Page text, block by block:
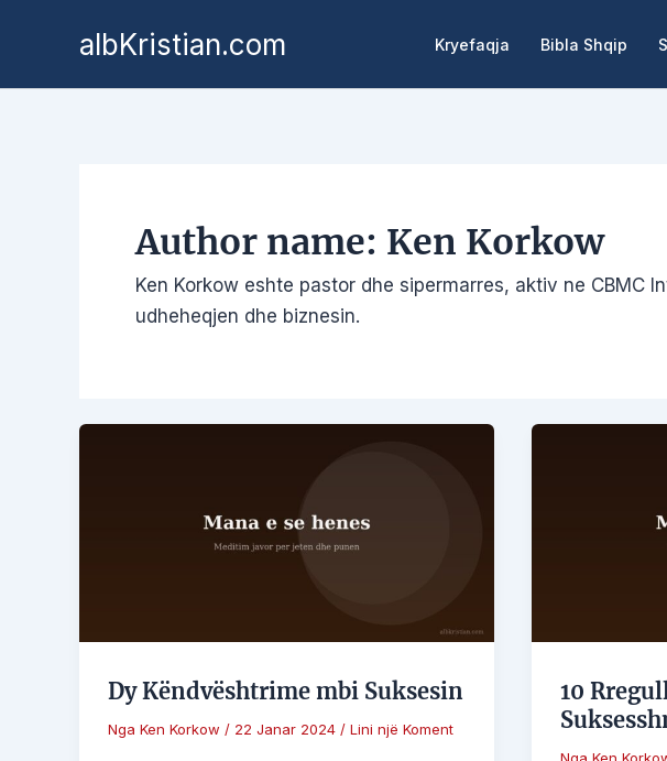
albKristian.com Kryefaqja Bibla Shqip
Author name: Ken Korkow
Ken Korkow eshte pastor dhe sipermarres, aktiv ne CBMC
udheheqjen dhe biznesin.
Dy Këndvështrime mbi Suksesin
Nga Ken Korkow / 22 Janar 2024 / Lini një Koment
10
Nga Ken